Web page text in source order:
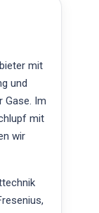
mit
und
Gase. Im
mit
wir